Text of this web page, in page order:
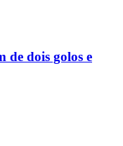
de dois golos e